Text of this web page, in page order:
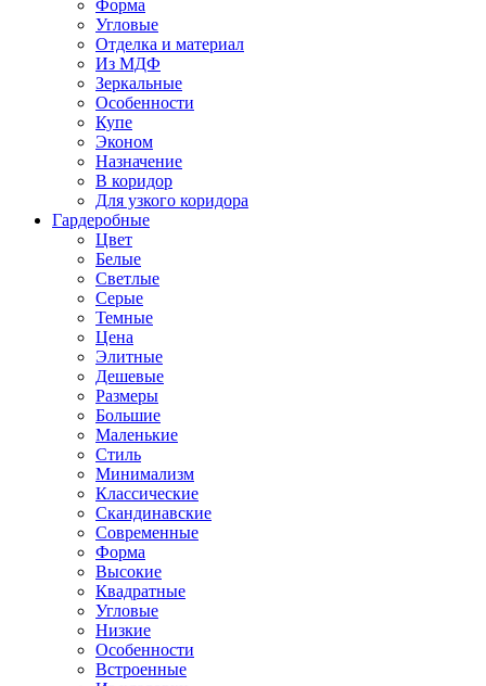
Форма
Угловые
Отделка и материал
Из МДФ
Зеркальные
Особенности
Купе
Эконом
Назначение
В коридор
Для узкого коридора
Гардеробные
Цвет
Белые
Светлые
Серые
Темные
Цена
Элитные
Дешевые
Размеры
Большие
Маленькие
Стиль
Минимализм
Классические
Скандинавские
Современные
Форма
Высокие
Квадратные
Угловые
Низкие
Особенности
Встроенные